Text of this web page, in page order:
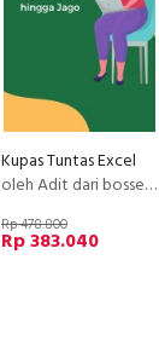
Kupas Tuntas Excel
oleh Adit dari bossexcel
Rp 478.800
Rp 383.040